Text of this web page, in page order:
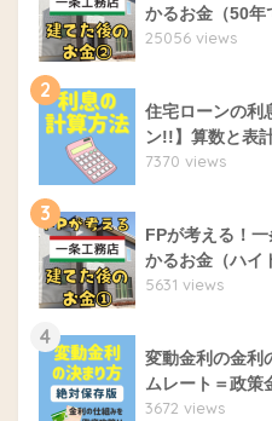
かるお金（50年
25056 views
2
住宅ローンの利
ン!!】算数と表
7370 views
3
FPが考える！
かるお金（ハイ
5631 views
4
変動金利の金利
ムレート＝政策
3672 views